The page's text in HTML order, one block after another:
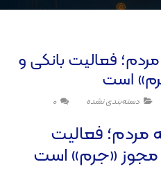
فعالیت بانکی و
است
دسته‌بندی نشده 0
مردم؛ فعالیت
مجوز «جرم» است